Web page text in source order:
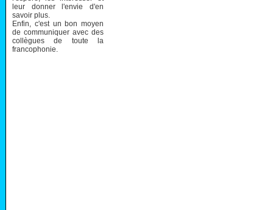
leur donner l'envie d'en
savoir plus.
Enfin, c'est un bon moyen
de communiquer avec des
collègues de toute la
francophonie.